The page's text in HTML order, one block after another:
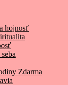
hojnosť
Zdarma